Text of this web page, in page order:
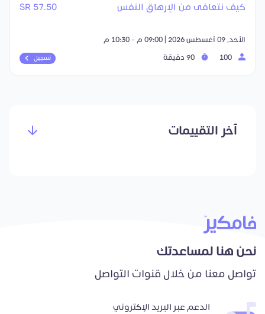
كيف نتعافى من الإرهاق النفس 57.50 SR
الأحد, 09 أغسطس 2026 | 09:00 م - 10:30 م
تسجيل
آخر التقييمات
نحن هنا لمساعدتك
تواصل معنا من خلال قنوات التواصل
الدعم عبر البريد الإكتروني